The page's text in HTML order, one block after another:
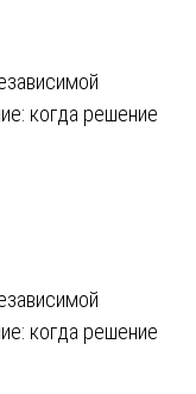
когда решение
когда решение